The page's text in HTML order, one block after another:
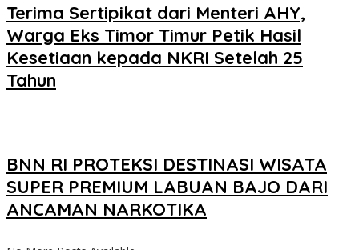
Terima Sertipikat dari Menteri AHY,
Warga Eks Timor Timur Petik Hasil
Kesetiaan kepada NKRI Setelah 25
Tahun
BNN RI PROTEKSI DESTINASI WISATA
SUPER PREMIUM LABUAN BAJO DARI
ANCAMAN NARKOTIKA